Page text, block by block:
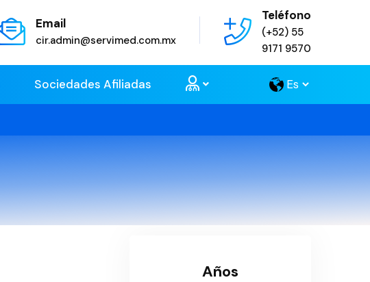
Email
cir.admin@servimed.com.mx
Teléfono
(+52) 55
9171 9570
Sociedades Afiliadas
Años